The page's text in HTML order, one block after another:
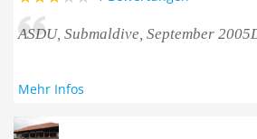
ASDU, Submaldive, September
Mehr Infos